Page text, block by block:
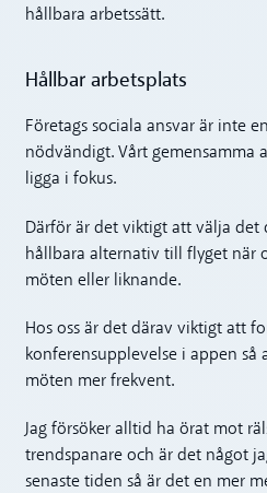
hållbara arbetssätt.
Hållbar arbetsplats
Företags sociala ansvar är inte
nödvändigt. Vårt gemensamma
ligga i fokus.
Därför är det viktigt att välja det
hållbara alternativ till flyget när
möten eller liknande.
Hos oss är det därav viktigt att
konferensupplevelse i appen så
möten mer frekvent.
Jag försöker alltid ha örat mot
trendspanare och är det något
senaste tiden så är det en mer